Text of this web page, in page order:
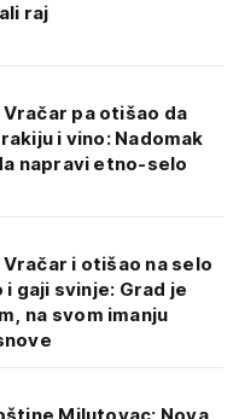
raj
pa otišao da
i vino: Nadomak
napravi etno-selo
i otišao na selo
gaji svinje: Grad je
na svom imanju